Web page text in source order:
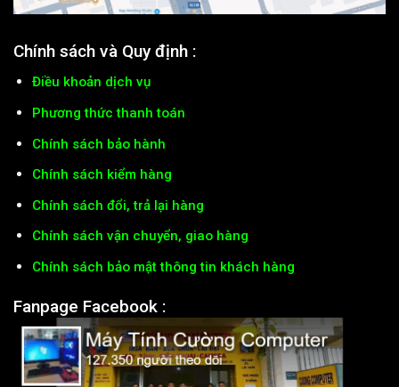
Chính sách và Quy định :
Điều khoản dịch vụ
Phương thức thanh toán
Chính sách bảo hành
Chính sách kiểm hàng
Chính sách đổi, trả lại hàng
Chính sách vận chuyển, giao hàng
Chính sách bảo mật thông tin khách hàng
Fanpage Facebook :